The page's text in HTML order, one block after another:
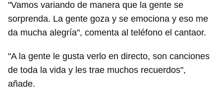
"Vamos variando de manera que la gente se
sorprenda. La gente goza y se emociona y eso me
da mucha alegría", comenta al teléfono el cantaor.
"A la gente le gusta verlo en directo, son canciones
de toda la vida y les trae muchos recuerdos",
añade.